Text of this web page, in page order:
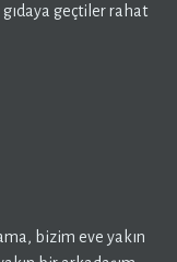
gıdaya geçtiler rahat
bizim eve yakın